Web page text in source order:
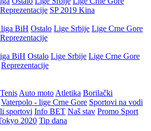
Reprezentacije SP 2019 Kina
liga BiH Ostalo Lige Srbije Lige Crne Gore
Reprezentacije
BiH Ostalo Lige Srbije Lige Crne Gore
Reprezentacije
Tenis Auto moto Atletika Borilački
Vaterpolo - lige Crne Gore Sportovi na vodi
sportovi Info BET Naš stav Promo Sport
2020 Tip dana